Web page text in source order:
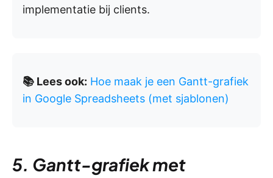
implementatie bij clients.
📚 Lees ook: Hoe maak je een Gantt-grafiek
in Google Spreadsheets (met sjablonen)
5. Gantt-grafiek met